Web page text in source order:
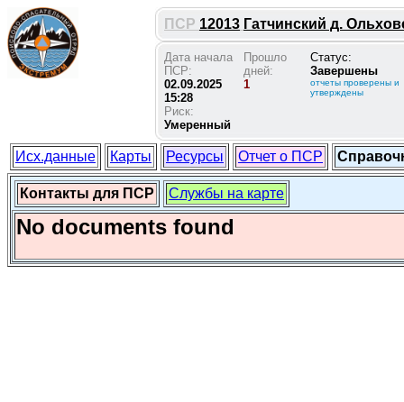
ПСР 12013 Гатчинский д.
Дата начала
ПСР:
02.09.2025
15:28
Риск:
Умеренный
Прошло
дней:
1
Статус:
Завершены
отчеты проверены и
утверждены
Исх.данные Карты Ресурсы Отчет о ПСР
Контакты для ПСР Службы на карте
No documents found